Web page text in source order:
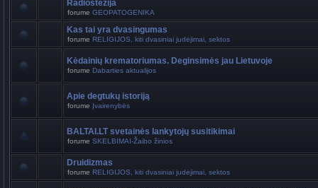
Radiostezija
forume GEOPATOGENIKA
Kas tai yra dvasingumas
forume RELIGIJOS, kiti dvasiniai judėjimai, sektos
Kėdainių krematoriumas. Deginsimės jau Lietuvoje
forume Dabarties aktualijos
Apie degtukų istoriją
forume Įvairenybės
BALTAI.LT svetainės lankytojų susitikimai
forume SKELBIMAI-Žaibo žinios
Druidizmas
forume RELIGIJOS, kiti dvasiniai judėjimai, sektos